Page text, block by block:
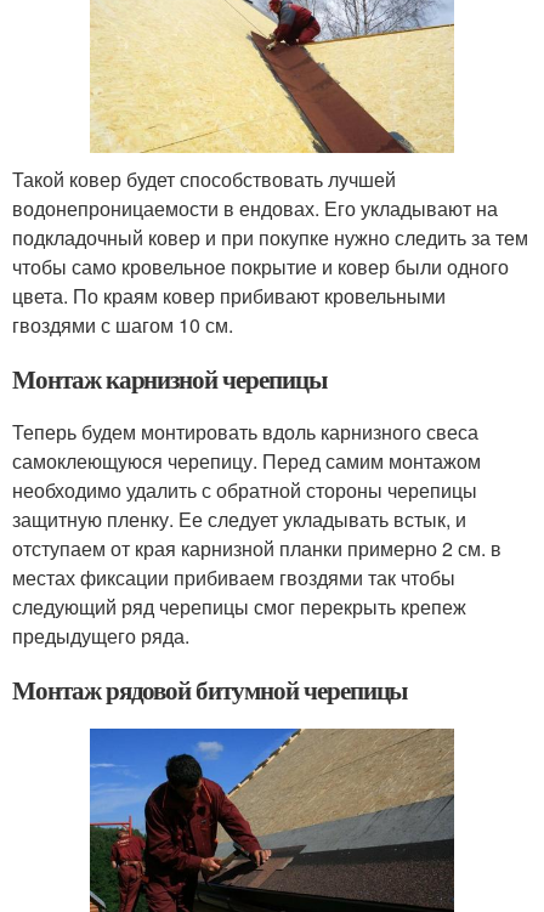
Такой ковер будет способствовать лучшей
водонепроницаемости в ендовах. Его укладывают на
подкладочный ковер и при покупке нужно следить за тем
чтобы само кровельное покрытие и ковер были одного
цвета. По краям ковер прибивают кровельными
гвоздями с шагом 10 см.
Монтаж карнизной черепицы
Теперь будем монтировать вдоль карнизного свеса
самоклеющуюся черепицу. Перед самим монтажом
необходимо удалить с обратной стороны черепицы
защитную пленку. Ее следует укладывать встык, и
отступаем от края карнизной планки примерно 2 см. в
местах фиксации прибиваем гвоздями так чтобы
следующий ряд черепицы смог перекрыть крепеж
предыдущего ряда.
Монтаж рядовой битумной черепицы